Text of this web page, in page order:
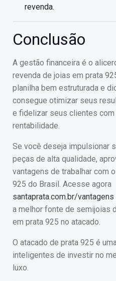
revenda.
Conclusão
A gestão financeira é o
revenda de joias em prata
planilha bem estruturada e
consegue otimizar seus
e fidelizar seus clientes com
rentabilidade.
Se você deseja impulsionar
peças de alta qualidade,
vantagens de trabalhar com
925 do Brasil. Acesse agora
santaprata.com.br/vantagens
a melhor fonte de semijoias
em prata 925 no atacado.
O atacado de prata 925 é
inteligentes de investir no
luxo.